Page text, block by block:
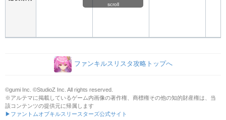
scroll
ファンキルスリスタ攻略トップへ
©gumi Inc. ©StudioZ Inc. All rights reserved.
※アルテマに掲載しているゲーム内画像の著作権、商標権その他の知的財産権は、当
該コンテンツの提供元に帰属します
▶ファントムオブキルスリースターズ公式サイト